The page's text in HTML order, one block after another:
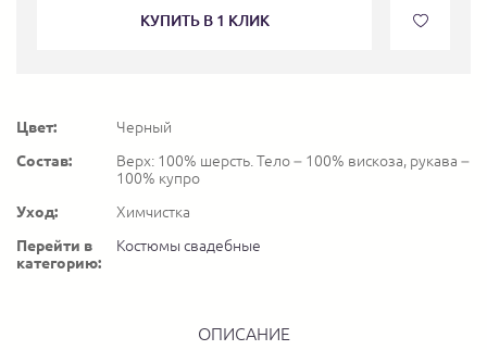
КУПИТЬ В 1 КЛИК
Цвет:
Черный
Состав:
Верх: 100% шерсть. Тело – 100% вискоза, рукава –
100% купро
Уход:
Химчистка
Перейти в
категорию:
Костюмы свадебные
ОПИСАНИЕ